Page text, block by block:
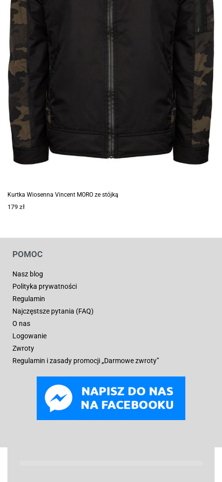
Kurtka Wiosenna Vincent MORO ze stójką
179 zł
POMOC
Nasz blog
Polityka prywatności
Regulamin
Najczęstsze pytania (FAQ)
O nas
Logowanie
Zwroty
Regulamin i zasady promocji „Darmowe zwroty”